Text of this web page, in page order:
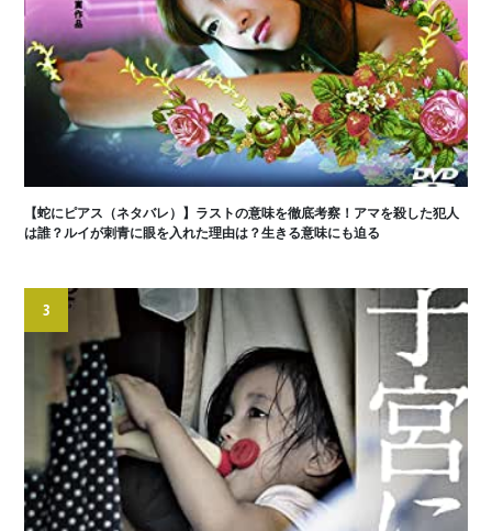
【蛇にピアス（ネタバレ）】ラストの意味を徹底考察！アマを殺した犯人
は誰？ルイが刺青に眼を入れた理由は？生きる意味にも迫る
3